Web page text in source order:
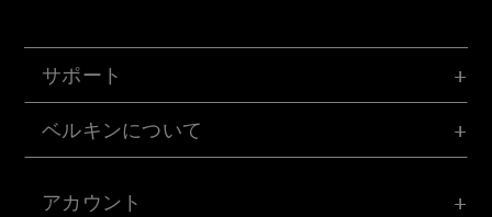
アカウント
サポート
ベルキンについて